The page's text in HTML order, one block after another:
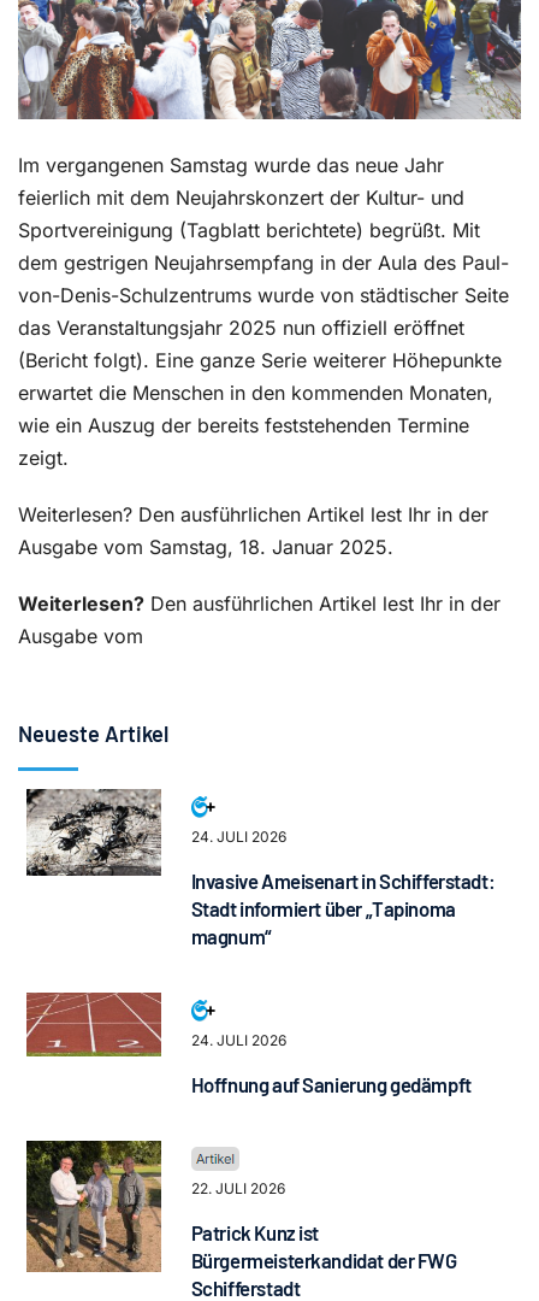
Im vergangenen Samstag wurde das neue Jahr
feierlich mit dem Neujahrskonzert der Kultur- und
Sportvereinigung (Tagblatt berichtete) begrüßt. Mit
dem gestrigen Neujahrsempfang in der Aula des Paul-
von-Denis-Schulzentrums wurde von städtischer Seite
das Veranstaltungsjahr 2025 nun offiziell eröffnet
(Bericht folgt). Eine ganze Serie weiterer Höhepunkte
erwartet die Menschen in den kommenden Monaten,
wie ein Auszug der bereits feststehenden Termine
zeigt.
Weiterlesen? Den ausführlichen Artikel lest Ihr in der
Ausgabe vom Samstag, 18. Januar 2025.
Weiterlesen? Den ausführlichen Artikel lest Ihr in der
Ausgabe vom
Neueste Artikel
24. JULI 2026
Invasive Ameisenart in Schifferstadt:
Stadt informiert über „Tapinoma
magnum“
24. JULI 2026
Hoffnung auf Sanierung gedämpft
22. JULI 2026
Patrick Kunz ist
Bürgermeisterkandidat der FWG
Schifferstadt